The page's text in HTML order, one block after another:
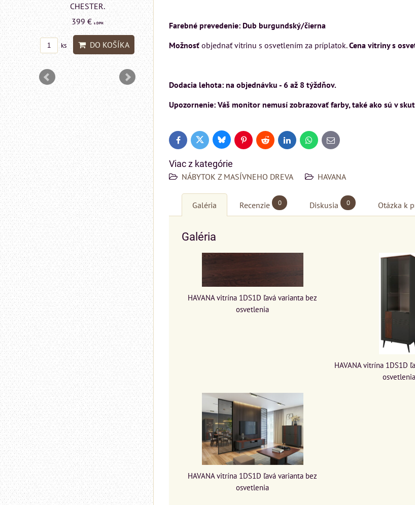
Farebné prevedenie: Dub burgundský/čierna
Možnosť objednať vitrinu s osvetlením za príplatok.Cena vitriny s
Dodacia lehota: na objednávku - 6 až 8 týždňov.
Upozornenie: Váš monitor nemusí zobrazovať farby, také ako sú v
FacebookTwitter BlueskyPinterestReddit LinkedInWhatsApp
E-
mail
Viac z kategórie
NÁBYTOK Z MASÍVNEHO DREVA HAVANA
Galéria Recenzie 0 Diskusia 0 Otázka k
Galéria
HAVANA vitrína 1DS1D ľavá varianta bez
osvetlenia
HAVANA vitrína 1DS1D
osvetlenia
HAVANA vitrína 1DS1D ľavá varianta bez
osvetlenia
KOŠÍKA
ks DO KOŠÍKA
599 €
399 €
ks DO KOŠÍKA